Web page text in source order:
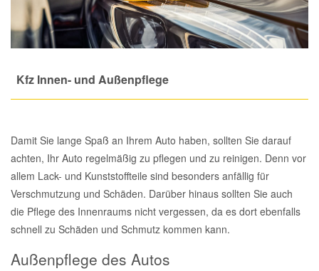
Kfz Innen- und Außenpflege
Damit Sie lange Spaß an Ihrem Auto haben, sollten Sie darauf
achten, Ihr Auto regelmäßig zu pflegen und zu reinigen. Denn vor
allem Lack- und Kunststoffteile sind besonders anfällig für
Verschmutzung und Schäden. Darüber hinaus sollten Sie auch
die Pflege des Innenraums nicht vergessen, da es dort ebenfalls
schnell zu Schäden und Schmutz kommen kann.
Außenpflege des Autos
Heizung und Klimaanlage
Kühlung
Lenkung
Motor
Innenausstattung
Montage
Rostlöser
Scheibenkleber
Schmiermittel
Total Motoröle
Druckluft Werkzeuge
Halterung Abgasstrang
Handwerkzeuge
Kfz Spezialwerkzeuge
Leitungsverbinder
Motortechnik Werkzeuge
Glühlampen
Kofferraumwanne
Ladetechnik für Elektroautos
Marderschutz
Nachrüstwischer
Pannenhilfe
VW Ersatzteile
Alfa Romeo Ersatzteile
Audi Ersatzteile
BMW Ersatzteile
Chevrolet Ersatzteile
Chrysler Ersatzteile